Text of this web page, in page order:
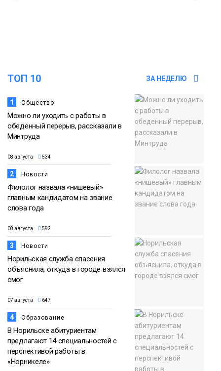
07 августа
Новости
облаках» появятся в Кайеркане
ТОП 10 ЗА НЕДЕЛЮ
1 Общество
Можно ли уходить с работы в
обеденный перерыв, рассказали в
Минтруда
08 августа 534
2 Новости
Филолог назвала «нишевый»
главным кандидатом на звание
слова года
08 августа 592
3 Новости
Норильская служба спасения
объяснила, откуда в городе взялся
смог
07 августа 647
4 Образование
В Норильске абитуриентам
предлагают 14 специальностей с
перспективой работы в
«Норникеле»